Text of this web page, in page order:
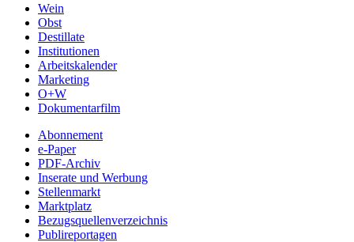
Wein
Obst
Destillate
Institutionen
Arbeitskalender
Marketing
O+W
Dokumentarfilm
Abonnement
e-Paper
PDF-Archiv
Inserate und Werbung
Stellenmarkt
Marktplatz
Bezugsquellenverzeichnis
Publireportagen